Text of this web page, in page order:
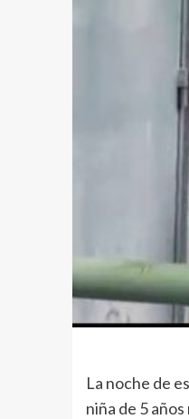
La noche de
niña de 5